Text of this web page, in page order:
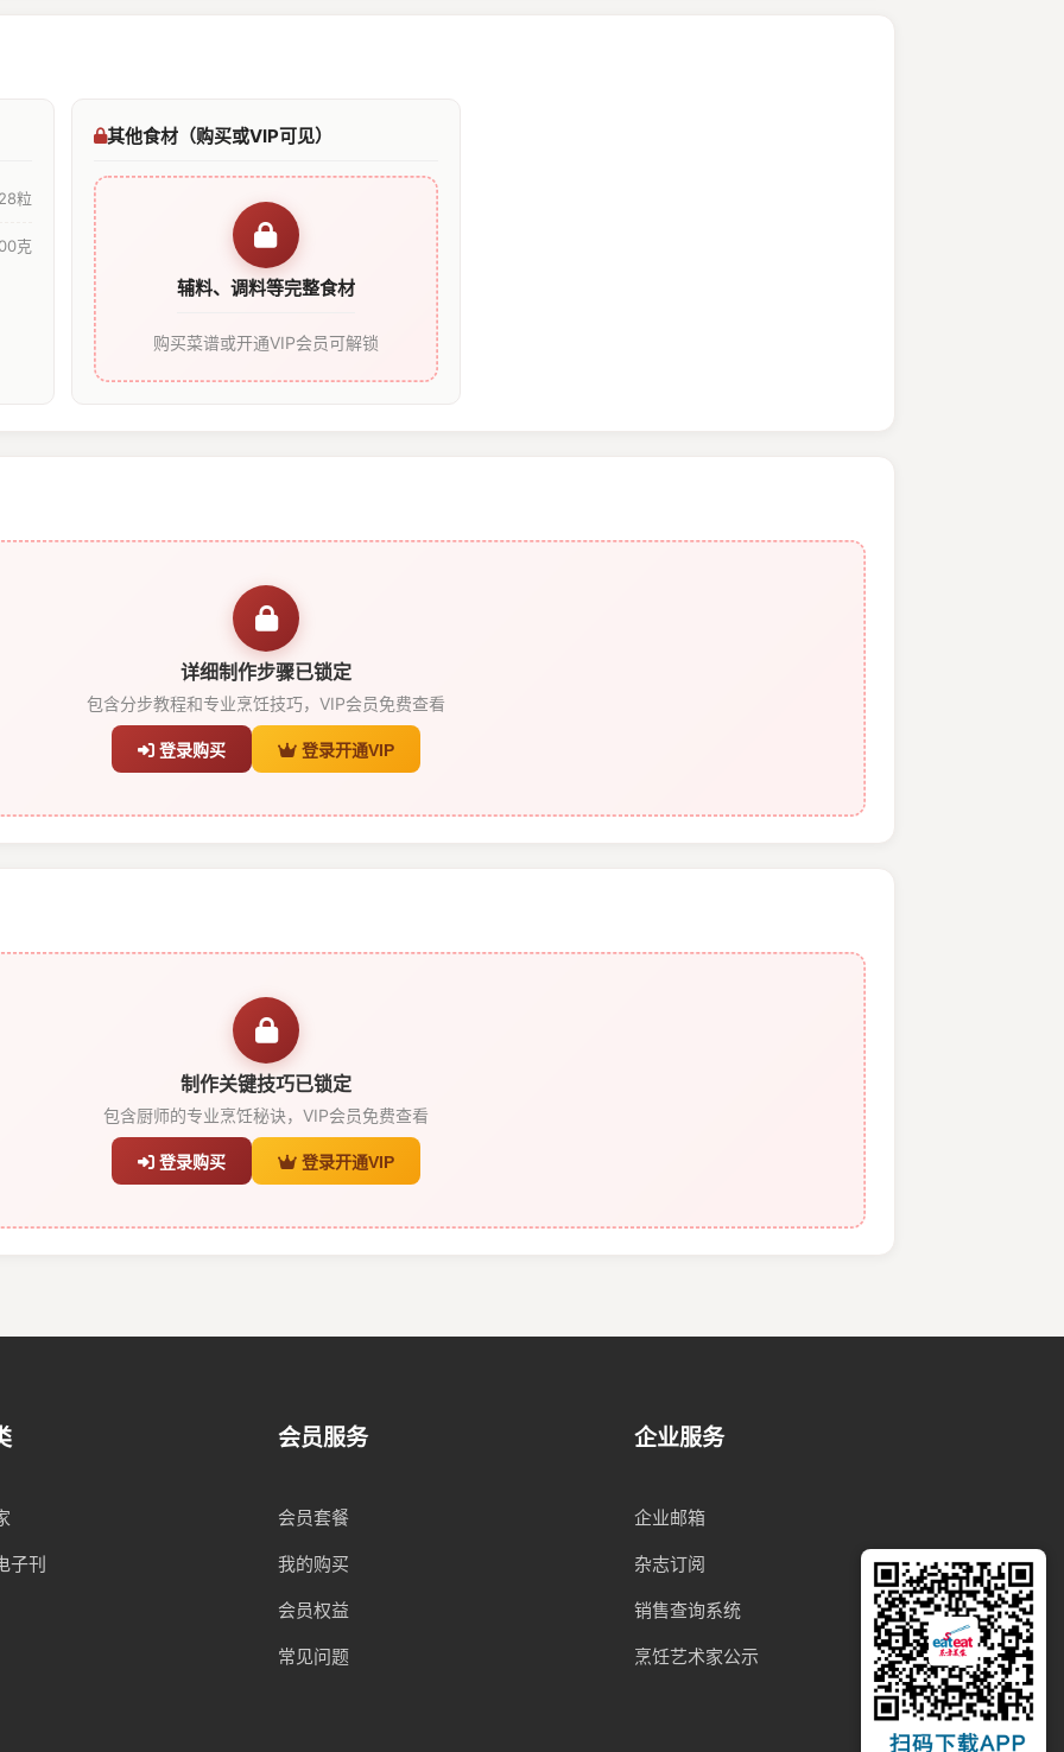
粒
克
其他食材（购买或VIP可见）
辅料、调料等完整食材
购买菜谱或开通VIP会员可解锁
详细制作步骤已锁定
包含分步教程和专业烹饪技巧，VIP会员免费查看
登录购买 登录开通VIP
制作关键技巧已锁定
包含厨师的专业烹饪秘诀，VIP会员免费查看
登录购买 登录开通VIP
子刊
会员服务
会员套餐
我的购买
会员权益
常见问题
企业服务
企业邮箱
杂志订阅
销售查询系统
烹饪艺术家公示